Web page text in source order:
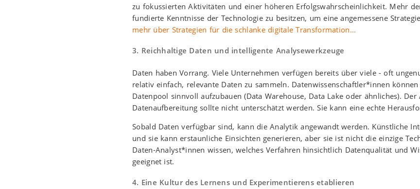
zu fokussierten Aktivitäten und einer höheren Erfolgswahrscheinlichkeit. Mehr
fundierte Kenntnisse der Technologie zu besitzen, um eine angemessene
mehr über Strategien für die schlanke digitale Transformation...
3. Reichhaltige Daten und intelligente Analysewerkzeuge
Daten haben Vorrang. Viele Unternehmen verfügen bereits über viele - oft
relativ einfach, relevante Daten zu sammeln. Datenwissenschaftler*innen
Datenpool sinnvoll aufzubauen (Data Warehouse, Data Lake oder ähnliches).
Datenaufbereitung sollte nicht unterschätzt werden. Sie kann eine echte
Sobald Daten verfügbar sind, kann die Analytik angewandt werden. Künstliche
und sie kann erstaunliche Einsichten generieren, aber sie ist nicht die einzige
Daten-Analyst*innen wissen, welches Verfahren hinsichtlich Datenqualität und
geeignet ist.
4. Eine Kultur des Lernens und Experimentierens etablieren